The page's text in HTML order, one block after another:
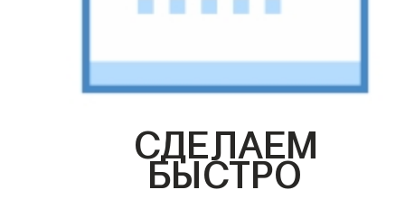
СДЕЛАЕМ
БЫСТРО